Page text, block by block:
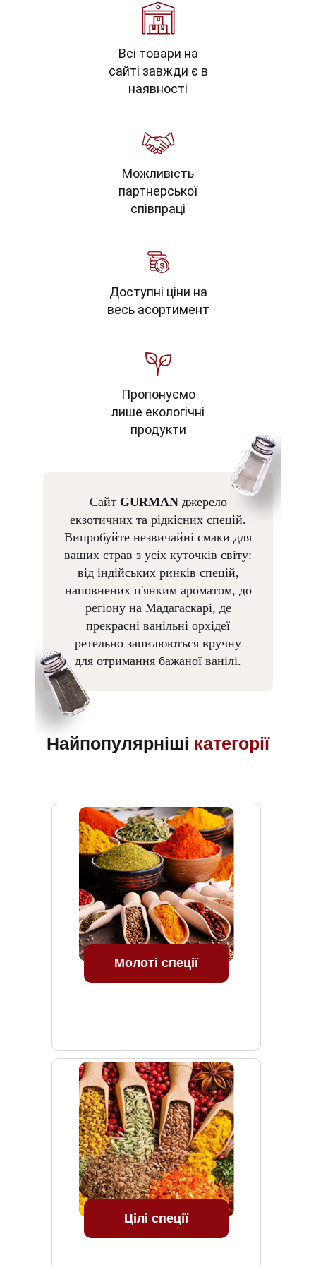
Всі товари на
сайті завжди є в
наявності
Можливість
партнерської
співпраці
Доступні ціни на
весь асортимент
Пропонуємо
лише екологічні
продукти
Сайт GURMANджерело
екзотичних та рідкісних спецій.
Випробуйте незвичайні смаки для
ваших страв з усіх куточків світу:
від індійських ринків спецій,
наповнених п'янким ароматом, до
регіону на Мадагаскарі, де
прекрасні ванільні орхідеї
ретельно запилюються вручну
для отримання бажаної ванілі.
Найпопулярніші категорії
Молоті спеції
Цілі спеції